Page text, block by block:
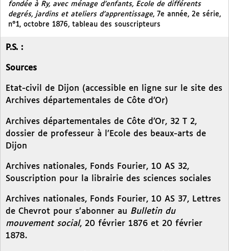
fondée à Ry, avec ménage d’enfants, Ecole de différents
degrés, jardins et ateliers d’apprentissage, 7e année, 2e série,
n°1, octobre 1876, tableau des souscripteurs
P.S. :
Sources
Etat-civil de Dijon (accessible en ligne sur le site des
Archives départementales de Côte d’Or)
Archives départementales de Côte d’Or, 32 T 2,
dossier de professeur à l’Ecole des beaux-arts de
Dijon
Archives nationales, Fonds Fourier, 10 AS 32,
Souscription pour la librairie des sciences sociales
Archives nationales, Fonds Fourier, 10 AS 37, Lettres
de Chevrot pour s’abonner au Bulletin du
mouvement social, 20 février 1876 et 20 février
1878.